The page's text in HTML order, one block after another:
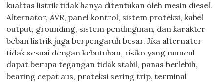
kualitas listrik tidak hanya ditentukan oleh mesin diesel.
Alternator, AVR, panel kontrol, sistem proteksi, kabel
output, grounding, sistem pendinginan, dan karakter
beban listrik juga berpengaruh besar. Jika alternator
tidak sesuai dengan kebutuhan, risiko yang muncul
dapat berupa tegangan tidak stabil, panas berlebih,
bearing cepat aus, proteksi sering trip, terminal